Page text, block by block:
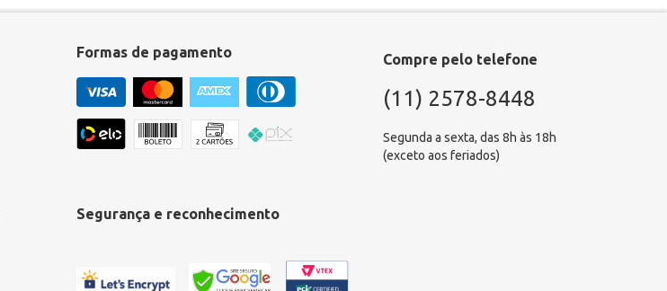
Formas de pagamento Compre pelo telefone
(11) 2578-8448
Segunda a sexta, das 8h às 18h
(exceto aos feriados)
Segurança e reconhecimento